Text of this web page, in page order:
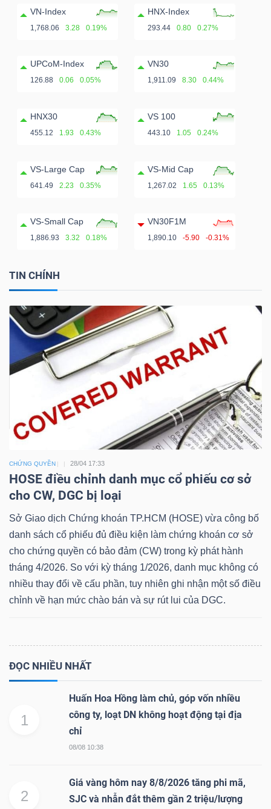
VN-Index
1,768.06 3.28 0.19%
HNX-Index
293.44 0.80 0.27%
UPCoM-Index
126.88 0.06 0.05%
VN30
1,911.09 8.30 0.44%
HNX30
455.12 1.93 0.43%
VS 100
443.10 1.05 0.24%
VS-Large Cap
641.49 2.23 0.35%
VS-Mid Cap
1,267.02 1.65 0.13%
VS-Small Cap
1,886.93 3.32 0.18%
VN30F1M
1,890.10 -5.90 -0.31%
TIN CHÍNH
CHỨNG QUYỀN 28/04 17:33
HOSE điều chỉnh danh mục cổ phiếu cơ sở
cho CW, DGC bị loại
Sở Giao dịch Chứng khoán TP.HCM (HOSE) vừa công bố
danh sách cổ phiếu đủ điều kiện làm chứng khoán cơ sở
cho chứng quyền có bảo đảm (CW) trong kỳ phát hành
tháng 4/2026. So với kỳ tháng 1/2026, danh mục không có
nhiều thay đổi về cấu phần, tuy nhiên ghi nhận một số điều
chỉnh về hạn mức chào bán và sự rút lui của DGC.
ĐỌC NHIỀU NHẤT
1
Huấn Hoa Hồng làm chủ, góp vốn nhiều
công ty, loạt DN không hoạt động tại địa
chỉ
08/08 10:38
2
Giá vàng hôm nay 8/8/2026 tăng phi mã,
SJC và nhẫn đắt thêm gần 2 triệu/lượng
(-)
vụ
Sách
Công
đầu
Truyền
thông
tài
chính
chính